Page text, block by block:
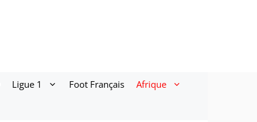
Ligue 1 Foot Français Afrique